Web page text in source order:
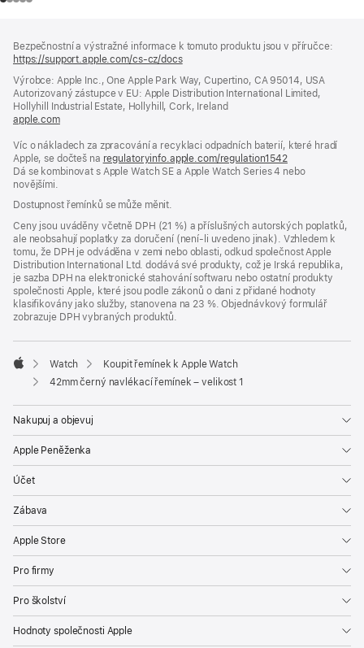
Bezpečnostní a výstražné informace k tomuto produktu jsou v příručce:
https://support.apple.com/cs-cz/docs(otevře
v novém
okně)
Výrobce: Apple Inc., One Apple Park Way, Cupertino, CA 95014, USA
Autorizovaný zástupce v EU: Apple Distribution International Limited,
Hollyhill Industrial Estate, Hollyhill, Cork, Ireland
apple.com(otevře
v novém
okně)
Víc o nákladech za zpracování a recyklaci odpadních baterií, které hradí
Apple, se dočteš na regulatoryinfo.apple.com/regulation1542(otevře
se
Dá se kombinovat s Apple Watch SE a Apple Watch Series 4 nebo
novějšími.
Dostupnost řemínků se může měnit.
Ceny jsou uváděny včetně DPH (21 %) a příslušných autorských poplatků,
ale neobsahují poplatky za doručení (není-li uvedeno jinak). Vzhledem k
tomu, že DPH je odváděna v zemi nebo oblasti, odkud společnost Apple
Distribution International Ltd. dodává své produkty, což je Irská republika,
je sazba DPH na elektronické stahování softwaru nebo ostatní produkty
společnosti Apple, které jsou podle zákonů o dani z přidané hodnoty
klasifikovány jako služby, stanovena na 23 %. Objednávkový formulář
zobrazuje DPH vybraných produktů.
Apple
Watch
Koupit řemínek k Apple Watch
42mm černý navlékací řemínek – velikost 1
Nakupuj a objevuj
Apple Peněženka
Účet
Zábava
Apple Store
Pro firmy
Pro školství
Hodnoty společnosti Apple